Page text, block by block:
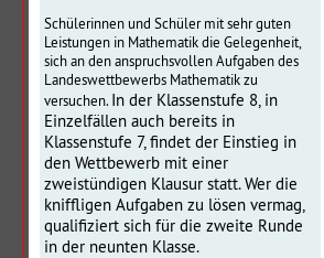
Schülerinnen und Schüler mit sehr guten
Leistungen in Mathematik die Gelegenheit,
sich an den anspruchsvollen Aufgaben des
Landeswettbewerbs Mathematik zu
versuchen. In der Klassenstufe 8, in
Einzelfällen auch bereits in
Klassenstufe 7, findet der Einstieg in
den Wettbewerb mit einer
zweistündigen Klausur statt.Wer die
kniffligen Aufgaben zu lösen vermag,
qualifiziert sich für die zweite Runde
in der neunten Klasse.